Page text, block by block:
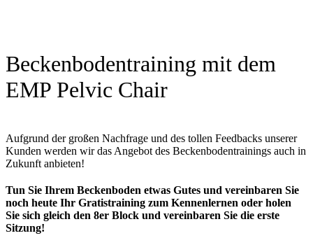
Beckenbodentraining mit dem
EMP Pelvic Chair
Aufgrund der großen Nachfrage und des tollen Feedbacks unserer
Kunden werden wir das Angebot des Beckenbodentrainings auch in
Zukunft anbieten!
Tun Sie Ihrem Beckenboden etwas Gutes und vereinbaren Sie
noch heute Ihr Gratistraining zum Kennenlernen oder holen
Sie sich gleich den 8er Block und vereinbaren Sie die erste
Sitzung!